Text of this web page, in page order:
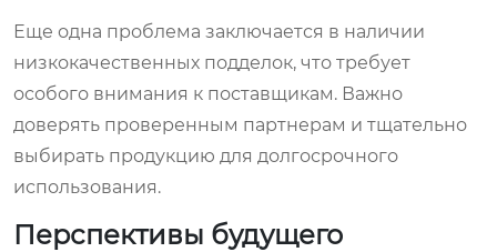
Еще одна проблема заключается в наличии
низкокачественных подделок, что требует
особого внимания к поставщикам. Важно
доверять проверенным партнерам и тщательно
выбирать продукцию для долгосрочного
использования.
Перспективы будущего